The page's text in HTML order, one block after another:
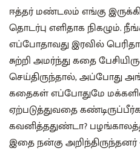
ஈத்தர் மண்டலம் எங்கு
தொடர்பு எளிதாக
எப்போதாவது இரவில்
சுற்றி அமர்ந்து கதை
செய்திருந்தால், அப்போது
கதைகள் எப்போதுமே
ஏற்படுத்துவதை
கவனித்ததுண்டா?
இதை நன்கு அறிந்திருந்தனர்